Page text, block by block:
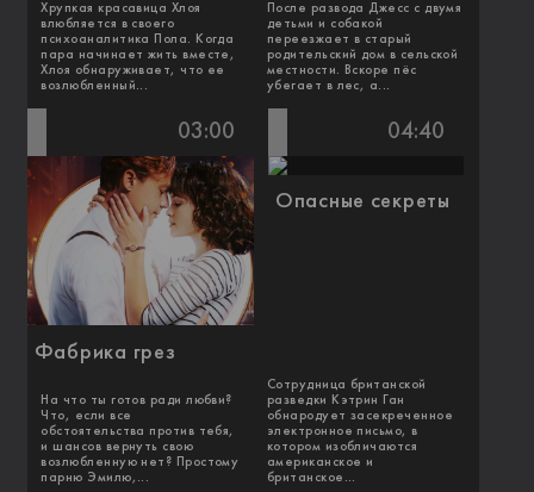
Хрупкая красавица Хлоя
влюбляется в своего
психоаналитика Пола. Когда
пара начинает жить вместе,
Хлоя обнаруживает, что ее
возлюбленный...
После развода Джесс с двумя
детьми и собакой
переезжает в старый
родительский дом в сельской
местности. Вскоре пёс
убегает в лес, а...
03:00
Фабрика грез
На что ты готов ради любви?
Что, если все
обстоятельства против тебя,
и шансов вернуть свою
возлюбленную нет? Простому
парню Эмилю,...
04:40
Опасные секреты
Сотрудница британской
разведки Кэтрин Ган
обнародует засекреченное
электронное письмо, в
котором изобличаются
американское и
британское...